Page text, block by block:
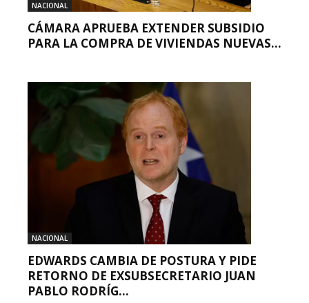
NACIONAL
CÁMARA APRUEBA EXTENDER SUBSIDIO
PARA LA COMPRA DE VIVIENDAS NUEVAS...
NACIONAL
EDWARDS CAMBIA DE POSTURA Y PIDE
RETORNO DE EXSUBSECRETARIO JUAN
PABLO RODRÍG...